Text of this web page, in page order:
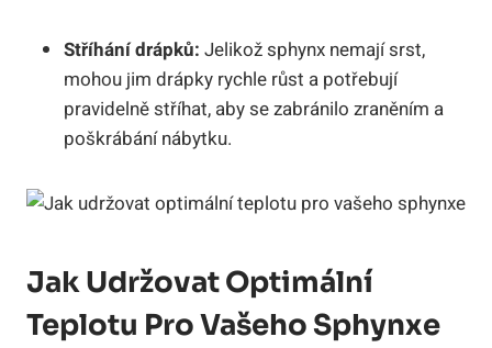
Stříhání drápků: Jelikož sphynx nemají srst,
mohou jim drápky rychle růst a potřebují
pravidelně stříhat, aby se zabránilo zraněním a
poškrábání nábytku.
Jak Udržovat Optimální
Teplotu Pro Vašeho Sphynxe